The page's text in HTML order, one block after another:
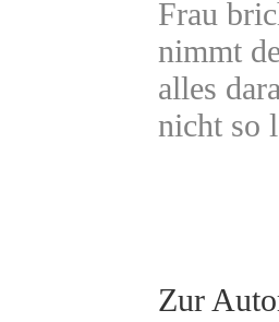
Frau
nimmt
alles
nicht so
Zur